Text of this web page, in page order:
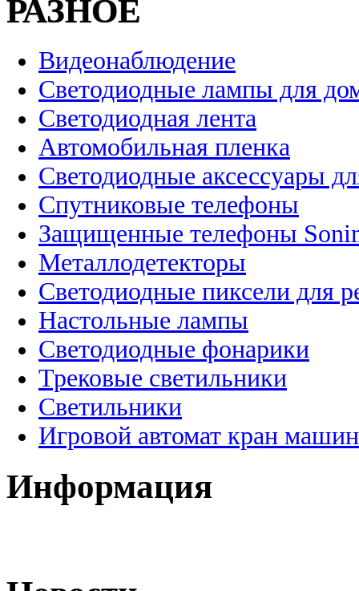
РАЗНОЕ
Видеонаблюдение
Светодиодные лампы для
Светодиодная лента
Автомобильная пленка
Светодиодные аксессуары
Спутниковые телефоны
Защищенные телефоны
Металлодетекторы
Светодиодные пиксели для
Настольные лампы
Светодиодные фонарики
Трековые светильники
Светильники
Игровой автомат кран
Информация